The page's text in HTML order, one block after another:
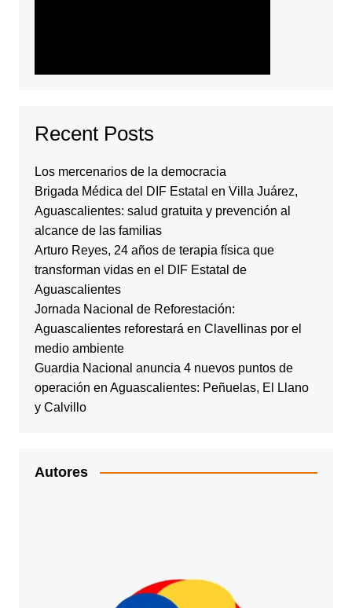
Recent Posts
Los mercenarios de la democracia
Brigada Médica del DIF Estatal en Villa Juárez,
Aguascalientes: salud gratuita y prevención al
alcance de las familias
Arturo Reyes, 24 años de terapia física que
transforman vidas en el DIF Estatal de
Aguascalientes
Jornada Nacional de Reforestación:
Aguascalientes reforestará en Clavellinas por el
medio ambiente
Guardia Nacional anuncia 4 nuevos puntos de
operación en Aguascalientes: Peñuelas, El Llano
y Calvillo
Autores